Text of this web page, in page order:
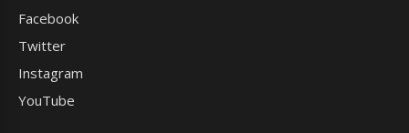
Facebook
Twitter
Instagram
YouTube